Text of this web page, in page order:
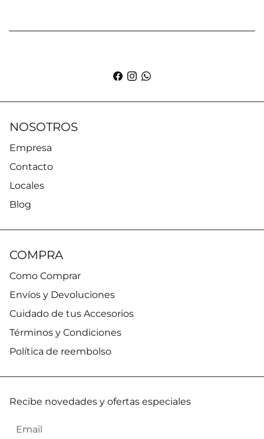
NOSOTROS
Empresa
Contacto
Locales
Blog
COMPRA
Como Comprar
Envíos y Devoluciones
Cuidado de tus Accesorios
Términos y Condiciones
Política de reembolso
Recibe novedades y ofertas especiales